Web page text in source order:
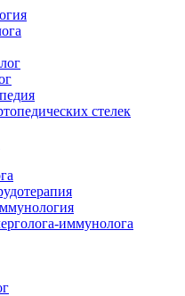
стелек
иммунолога